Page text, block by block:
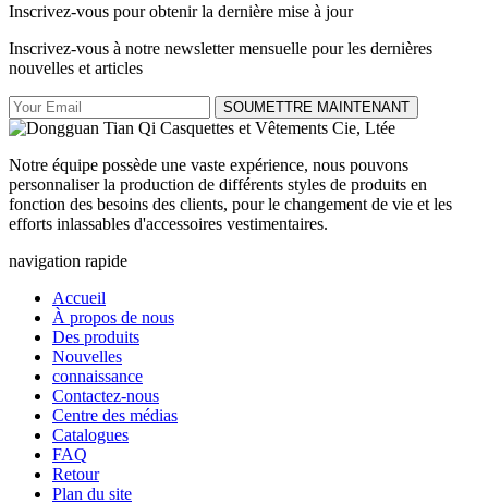
Inscrivez-vous pour obtenir la dernière mise à jour
Inscrivez-vous à notre newsletter mensuelle pour les dernières
nouvelles et articles
SOUMETTRE MAINTENANT
Notre équipe possède une vaste expérience, nous pouvons
personnaliser la production de différents styles de produits en
fonction des besoins des clients, pour le changement de vie et les
efforts inlassables d'accessoires vestimentaires.
navigation rapide
Accueil
À propos de nous
Des produits
Nouvelles
connaissance
Contactez-nous
Centre des médias
Catalogues
FAQ
Retour
Plan du site